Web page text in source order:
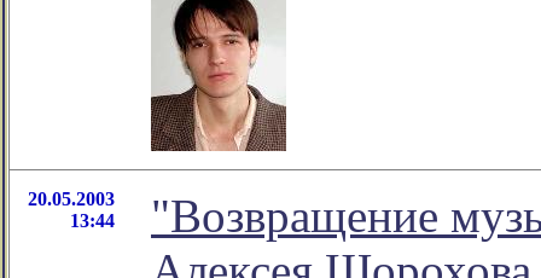
20.05.2003
13:44
"Возвращение